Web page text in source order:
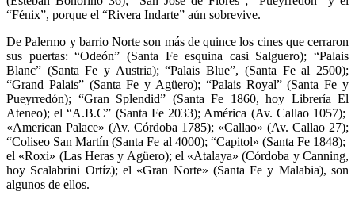
“Fénix”, porque el “Rivera Indarte” aún sobrevive.
De Palermo y barrio Norte son más de quince los cines que cerraron
sus puertas: “Odeón” (Santa Fe esquina casi Salguero); “Palais
Blanc” (Santa Fe y Austria); “Palais Blue”, (Santa Fe al 2500);
“Grand Palais” (Santa Fe y Agüero); “Palais Royal” (Santa Fe y
Pueyrredón); “Gran Splendid” (Santa Fe 1860, hoy Librería El
Ateneo); el “A.B.C” (Santa Fe 2033); América (Av. Callao 1057);
«American Palace» (Av. Córdoba 1785); «Callao» (Av. Callao 27);
“Coliseo San Martín (Santa Fe al 4000); “Capitol» (Santa Fe 1848);
el «Roxi» (Las Heras y Agüero); el «Atalaya» (Córdoba y Canning,
hoy Scalabrini Ortíz); el «Gran Norte» (Santa Fe y Malabia), son
algunos de ellos.